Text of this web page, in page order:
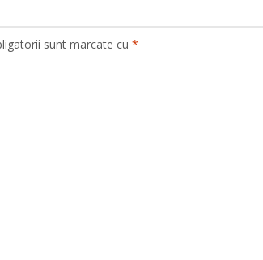
sunt marcate cu *